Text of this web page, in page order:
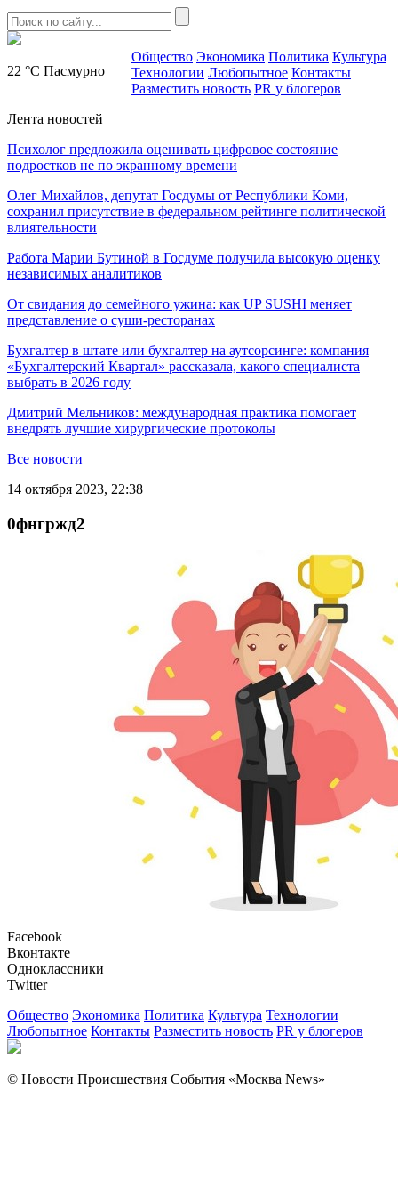
22 °C Пасмурно
Общество Экономика Политика Культура
Технологии Любопытное Контакты
Разместить новость PR у блогеров
Лента новостей
Психолог предложила оценивать цифровое состояние
подростков не по экранному времени
Олег Михайлов, депутат Госдумы от Республики Коми,
сохранил присутствие в федеральном рейтинге политической
влиятельности
Работа Марии Бутиной в Госдуме получила высокую оценку
независимых аналитиков
От свидания до семейного ужина: как UP SUSHI меняет
представление о суши-ресторанах
Бухгалтер в штате или бухгалтер на аутсорсинге: компания
«Бухгалтерский Квартал» рассказала, какого специалиста
выбрать в 2026 году
Дмитрий Мельников: международная практика помогает
внедрять лучшие хирургические протоколы
Все новости
14 октября 2023, 22:38
0фнгржд2
Facebook
Вконтакте
Одноклассники
Twitter
Общество Экономика Политика Культура Технологии
Любопытное Контакты Разместить новость PR у блогеров
© Новости Происшествия События «Москва News»